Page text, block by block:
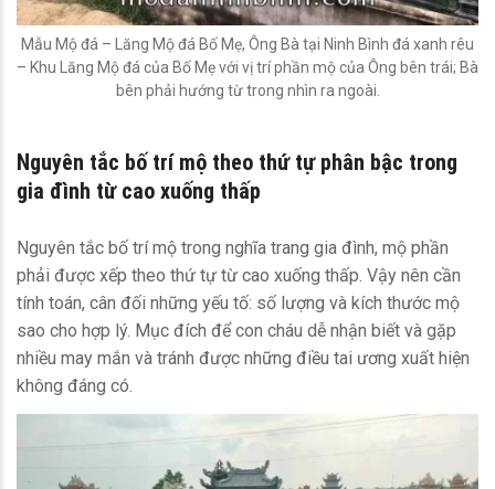
Mẫu Mộ đá – Lăng Mộ đá Bố Mẹ, Ông Bà tại Ninh Bình đá xanh rêu
– Khu Lăng Mộ đá của Bố Mẹ với vị trí phần mộ của Ông bên trái; Bà
bên phải hướng từ trong nhìn ra ngoài.
Nguyên tắc bố trí mộ theo thứ tự phân bậc trong
gia đình từ cao xuống thấp
Nguyên tắc bố trí mộ trong nghĩa trang gia đình, mộ phần
phải được xếp theo thứ tự từ cao xuống thấp. Vậy nên cần
tính toán, cân đối những yếu tố: số lượng và kích thước mộ
sao cho hợp lý. Mục đích để con cháu dễ nhận biết và gặp
nhiều may mắn và tránh được những điều tai ương xuất hiện
không đáng có.